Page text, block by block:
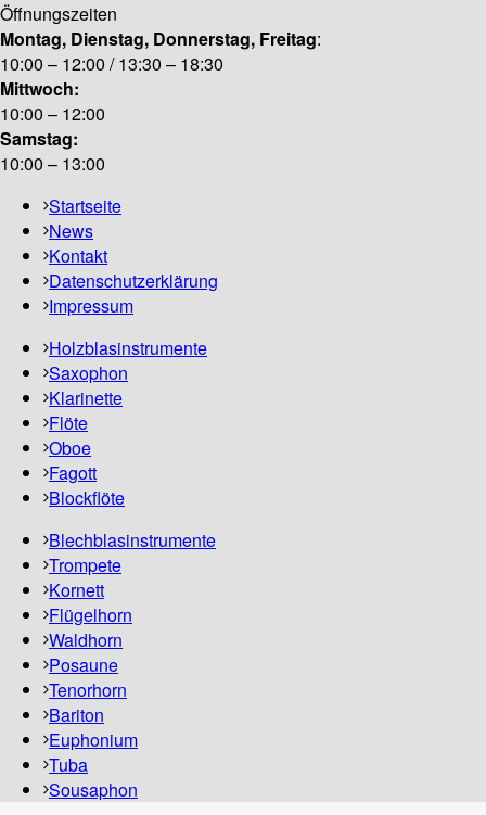
Öffnungszeiten
Montag, Dienstag, Donnerstag, Freitag:
10:00 – 12:00 / 13:30 – 18:30
Mittwoch:
10:00 – 12:00
Samstag:
10:00 – 13:00
Startseite
News
Kontakt
Datenschutzerklärung
Impressum
Holzblasinstrumente
Saxophon
Klarinette
Flöte
Oboe
Fagott
Blockflöte
Blechblasinstrumente
Trompete
Kornett
Flügelhorn
Waldhorn
Posaune
Tenorhorn
Bariton
Euphonium
Tuba
Sousaphon